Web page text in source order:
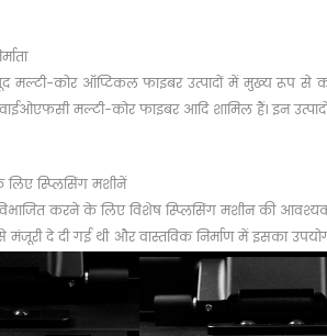
मल्टी-कोर ऑप्टिकल फाइबर उत्पादों में मुख्य रूप से
मल्टी-कोर फाइबर आदि शामिल हैं। इन
स्प्लिसिंग मशीनें
करने के लिए विशेष स्प्लिसिंग मशीन की
दे दी गई थी और वास्तविक निर्माण में इसका